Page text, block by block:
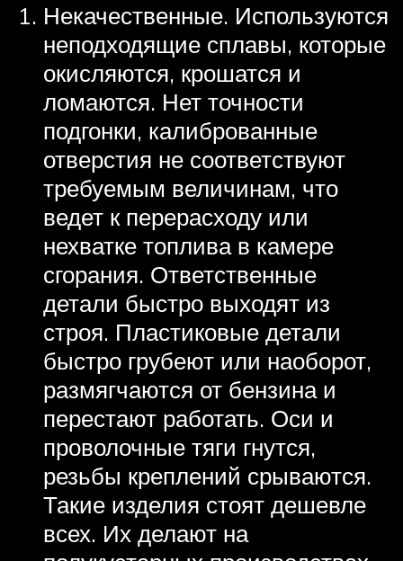
Некачественные. Используются
неподходящие сплавы, которые
окисляются, крошатся и
ломаются. Нет точности
подгонки, калиброванные
отверстия не соответствуют
требуемым величинам, что
ведет к перерасходу или
нехватке топлива в камере
сгорания. Ответственные
детали быстро выходят из
строя. Пластиковые детали
быстро грубеют или наоборот,
размягчаются от бензина и
перестают работать. Оси и
проволочные тяги гнутся,
резьбы креплений срываются.
Такие изделия стоят дешевле
всех. Их делают на